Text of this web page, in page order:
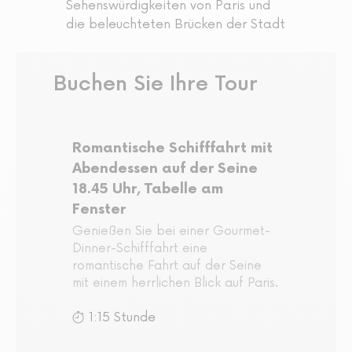
Sehenswürdigkeiten von Paris und
die beleuchteten Brücken der Stadt
Buchen Sie Ihre Tour
Romantische Schifffahrt mit
Abendessen auf der Seine
18.45 Uhr, Tabelle am
Fenster
Genießen Sie bei einer Gourmet-
Dinner-Schifffahrt eine
romantische Fahrt auf der Seine
mit einem herrlichen Blick auf Paris.
1:15 Stunde